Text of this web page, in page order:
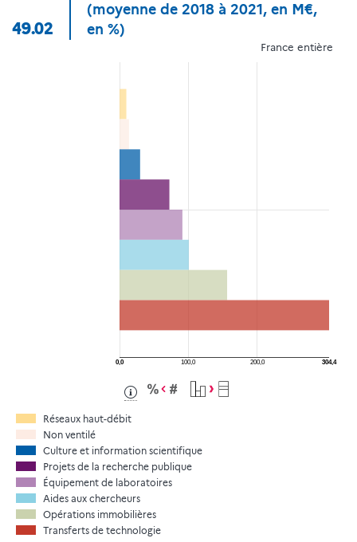
49.02
(moyenne de 2018 à 2021, en M€,
en %)
France entière
100,0 200,0
M€
0,0 304,4
Réseaux haut-débit
Non ventilé
Culture et information scientifique
Projets de la recherche publique
Équipement de laboratoires
Aides aux chercheurs
Opérations immobilières
Transferts de technologie